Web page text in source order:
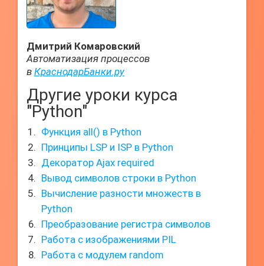
Дмитрий Комаровский
Автоматизация процессов
в КраснодарБанки.ру
Другие уроки курса
"Python"
Функция all() в Python
Принципы LSP и ISP в Python
Декоратор Ajax required
Вывод символов строки в Python
Вычисление разности множеств в
Python
Преобразование регистра символов
Работа с изображениями PIL
Работа с модулем random